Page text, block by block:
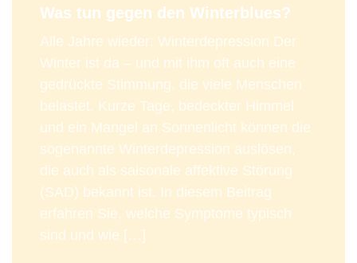
Was tun gegen den Winterblues?
Alle Jahre wieder: Winterdepression Der
Winter ist da – und mit ihm oft auch eine
gedrückte Stimmung, die viele Menschen
belastet. Kurze Tage, bedeckter Himmel
und ein Mangel an Sonnenlicht können die
sogenannte Winterdepression auslösen,
die auch als saisonale affektive Störung
(SAD) bekannt ist. In diesem Beitrag
erfahren Sie, welche Symptome typisch
sind und wie […]